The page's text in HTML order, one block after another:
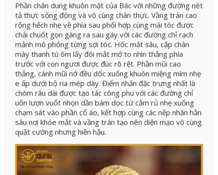
Phần chân dung khuôn mặt của Bác với những đường nét
tả thực sống động và vô cùng chân thực. Vầng trán cao
rộng hếch nhẹ về phía sau phối hợp cùng mái tóc được
chải chuốt gọn gàng ra sau gáy với các đường chỉ rạch
mảnh mô phỏng từng sợi tóc. Hốc mắt sâu, cặp chân
mày thanh tú ôm lấy đôi mắt mở to nhìn thẳng phía
trước với con ngươi được đúc rõ rệt. Phần mũi cao
thẳng, cánh mũi nở đều dốc xuống khuôn miệng mím nhẹ
e ấp dưới bộ ria mép dày. Điểm nhấn đặc trưng nhất là
chòm râu dài được tạo tác công phu với các đường chỉ
uốn lượn vuốt nhọn dần bám dọc từ cằm rủ nhẹ xuống
chạm sát vào phần cổ áo, kết hợp cùng các nếp nhăn hằn
sâu nơi khóe mắt và vầng trán tạo nên diện mạo vô cùng
quật cường nhưng hiền hậu.